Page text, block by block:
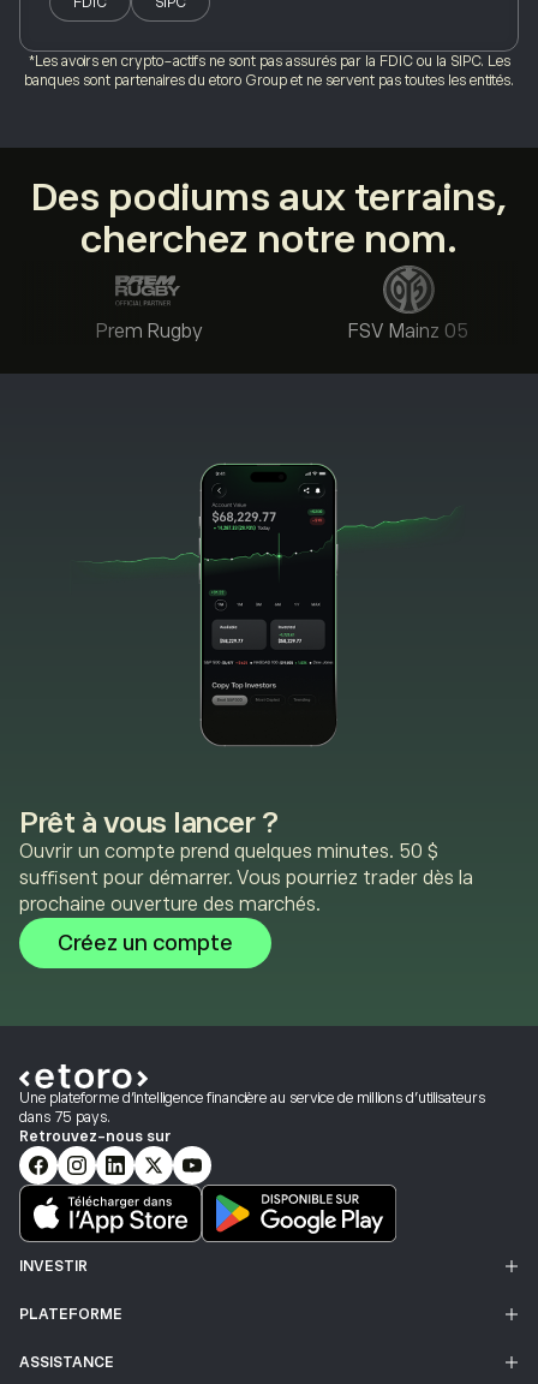
*Les avoirs en crypto-actifs ne sont pas assurés par la FDIC ou la SIPC. Les
banques sont partenaires du etoro Group et ne servent pas toutes les entités.
Des podiums aux terrains,
cherchez notre nom.
Prem Rugby FSV Mainz 05
Prêt à vous lancer ?
Ouvrir un compte prend quelques minutes. 50 $
suffisent pour démarrer. Vous pourriez trader dès la
prochaine ouverture des marchés.
Créez un compte
Une plateforme d’intelligence financière au service de millions d’utilisateurs
dans 75 pays.
Retrouvez-nous sur
INVESTIR
PLATEFORME
ASSISTANCE